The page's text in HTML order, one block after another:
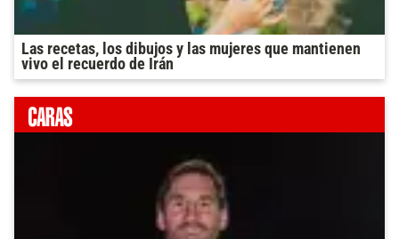
Las recetas, los dibujos y las mujeres que mantienen
vivo el recuerdo de Irán